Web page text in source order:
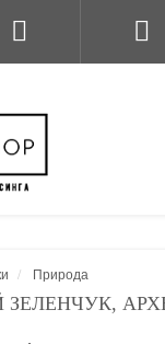
Природа
ЗЕЛЕНЧУК,